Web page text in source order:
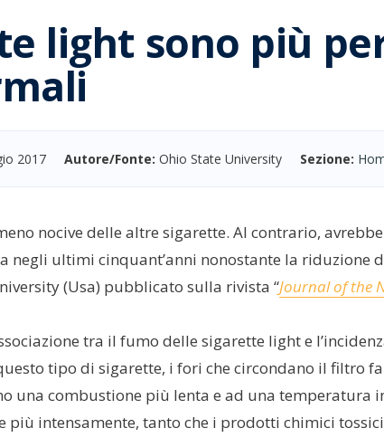
light sono più
2017 Autore/Fonte: Ohio State University Sezione:
nocive delle altre sigarette. Al contrario,
negli ultimi cinquant’anni nonostante la
(Usa) pubblicato sulla rivista “Journal of the
tra il fumo delle sigarette light e
tipo di sigarette, i fori che circondano il filtro
una combustione più lenta e ad una temperatura
intensamente, tanto che i prodotti chimici